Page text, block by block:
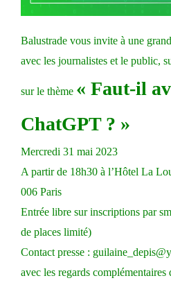
Balustrade vous invite à une
avec les journalistes et le public,
sur le thème « Faut-il
ChatGPT ? »
Mercredi 31 mai 2023
A partir de 18h30 à l’Hôtel La
006 Paris
Entrée libre sur inscriptions par
de places limité)
Contact presse :
avec les regards